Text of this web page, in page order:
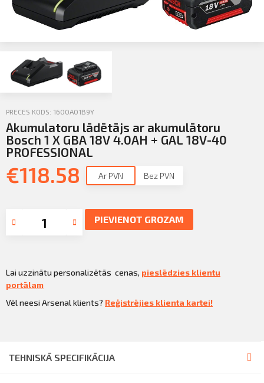
Sazināties
Iziet
PRECES KODS: 1600A01B9Y
Akumulatoru lādētājs ar akumulātoru
Bosch 1 X GBA 18V 4.0AH + GAL 18V-40
PROFESSIONAL
€118.58 Ar PVN Bez PVN
PIEVIENOT GROZAM
Lai uzzinātu personalizētās cenas, pieslēdzies klientu
portālam
Vēl neesi Arsenal klients? Reģistrējies klienta kartei!
TEHNISKĀ SPECIFIKĀCIJA